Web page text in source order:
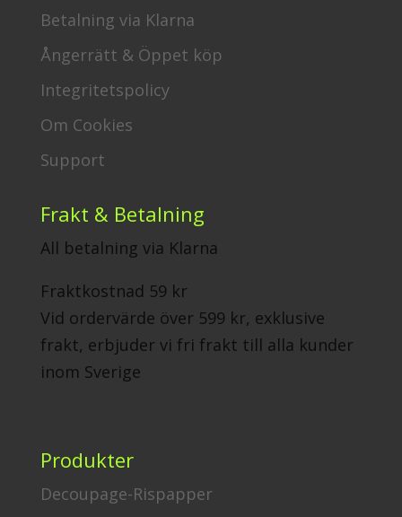
Betalning via Klarna
Ångerrätt & Öppet köp
Integritetspolicy
Om Cookies
Support
Frakt & Betalning
All betalning via Klarna
Fraktkostnad 59 kr
Vid ordervärde över 599 kr, exklusive
frakt, erbjuder vi fri frakt till alla kunder
inom Sverige
Produkter
Decoupage-Rispapper